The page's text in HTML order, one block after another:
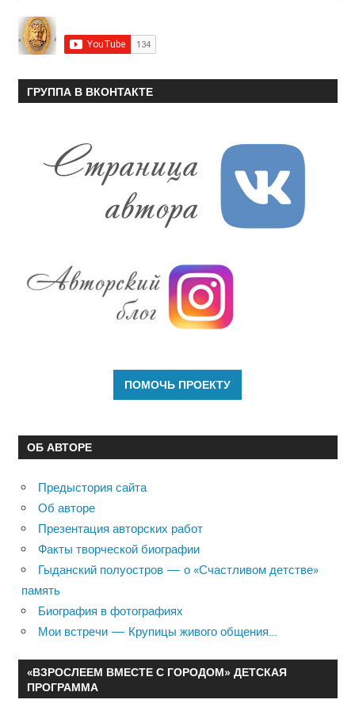
ГРУППА В ВКОНТАКТЕ
ОБ АВТОРЕ
Предыстория сайта
Об авторе
Презентация авторских работ
Факты творческой биографии
Гыданский полуостров — о «Счастливом детстве»
память
Биография в фотографиях
Мои встречи — Крупицы живого общения…
«ВЗРОСЛЕЕМ ВМЕСТЕ С ГОРОДОМ» ДЕТСКАЯ
ПРОГРАММА